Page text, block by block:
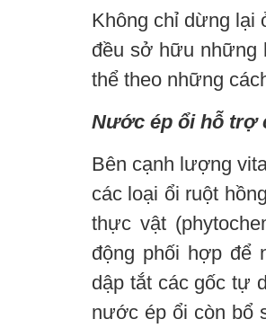
Không chỉ dừng lại
đều sở hữu những
thể theo những
Nước ép ổi hỗ trợ
Bên cạnh lượng
các loại ổi ruột
thực vật
động phối hợp để
dập tắt các gốc tự
nước ép ổi còn bổ